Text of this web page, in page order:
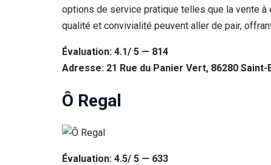
options de service pratique telles que la vente
qualité et convivialité peuvent aller de pair,
Évaluation: 4.1/ 5 — 814
Adresse: 21 Rue du Panier Vert, 86280
Ô Regal
Évaluation: 4.5/ 5 — 633